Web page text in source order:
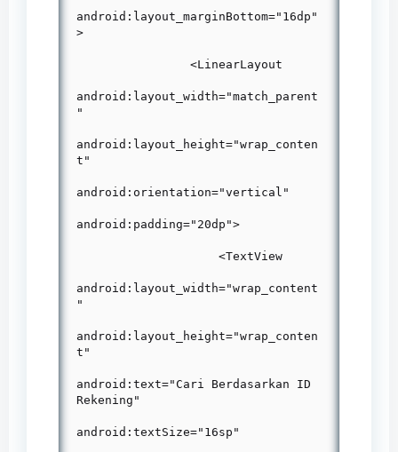
android:layout_marginBottom="16dp"
>
android:layout_width="match_parent
"
android:layout_height="wrap_conten
t"
android:orientation="vertical"
android:padding="20dp">
android:layout_width="wrap_content
"
android:layout_height="wrap_conten
t"
android:text="Cari Berdasarkan ID
Rekening"
android:textSize="16sp"